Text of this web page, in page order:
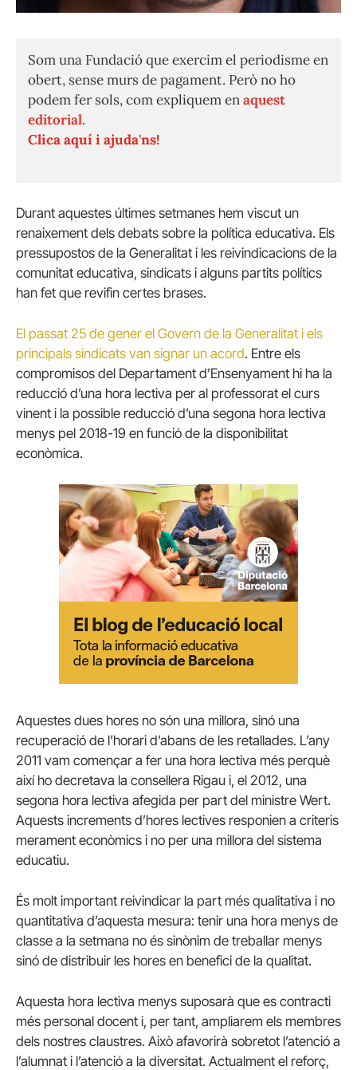
Som una Fundació que exercim el periodisme en
obert, sense murs de pagament. Però no ho
podem fer sols, com expliquem enaquest
editorial.
Clica aquí i ajuda'ns!
Durant aquestes últimes setmanes hem viscut un
renaixement dels debats sobre la política educativa. Els
pressupostos de la Generalitat i les reivindicacions de la
comunitat educativa, sindicats i alguns partits polítics
han fet que revifin certes brases.
El passat 25 de gener el Govern de la Generalitat i els
principals sindicats van signar un acord. Entre els
compromisos del Departament d’Ensenyament hi ha la
reducció d’una hora lectiva per al professorat el curs
vinent i la possible reducció d’una segona hora lectiva
menys pel 2018-19 en funció de la disponibilitat
econòmica.
Aquestes dues hores no són una millora, sinó una
recuperació de l’horari d’abans de les retallades. L’any
2011 vam començar a fer una hora lectiva més perquè
així ho decretava la consellera Rigau i, el 2012, una
segona hora lectiva afegida per part del ministre Wert.
Aquests increments d’hores lectives responien a criteris
merament econòmics i no per una millora del sistema
educatiu.
És molt important reivindicar la part més qualitativa i no
quantitativa d’aquesta mesura: tenir una hora menys de
classe a la setmana no és sinònim de treballar menys
sinó de distribuir les hores en benefici de la qualitat.
Aquesta hora lectiva menys suposarà que es contracti
més personal docent i, per tant, ampliarem els membres
dels nostres claustres. Això afavorirà sobretot l’atenció a
l’alumnat i l’atenció a la diversitat. Actualment el reforç,